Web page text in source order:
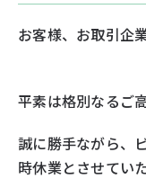
お客様、お取引企
平素は格別なるご
誠に勝手ながら、
時休業とさせてい